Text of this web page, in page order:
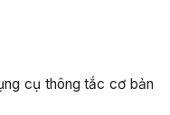
cụ thông tắc cơ bản